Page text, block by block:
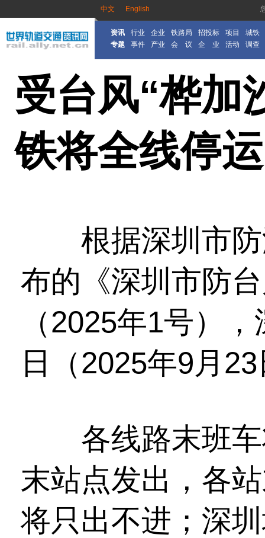
中文 English
资讯 行业 企业 铁路局 招投标 项目
城铁
专题
事件 产业 会 议 企 业 活动 调查
受台风“桦加
铁将全线停运
根据深圳市防
布的《深圳市防
（2025年1号）
日（2025年9月
各线路末班车
末站点发出，各
将只出不进；深